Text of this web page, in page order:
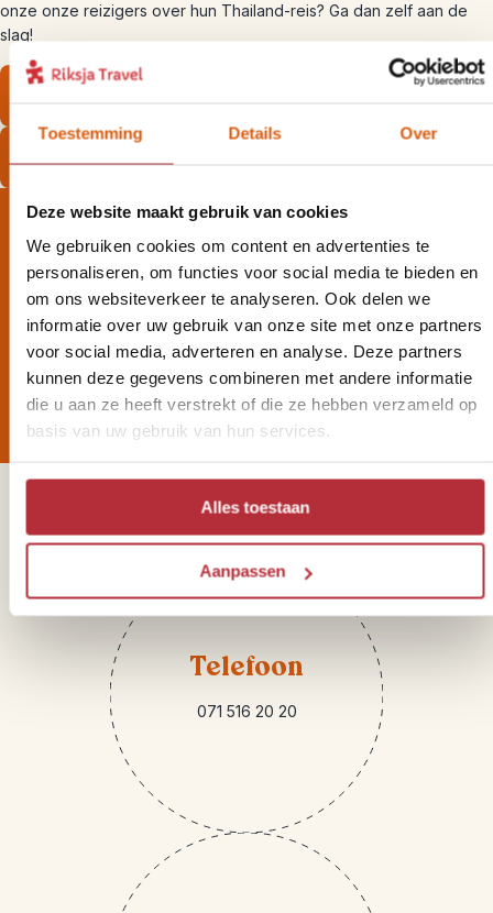
Toestemming Details Over
Deze website maakt gebruik van cookies
We gebruiken cookies om content en advertenties te
personaliseren, om functies voor social media te bieden en
om ons websiteverkeer te analyseren. Ook delen we
informatie over uw gebruik van onze site met onze partners
voor social media, adverteren en analyse. Deze partners
kunnen deze gegevens combineren met andere informatie
die u aan ze heeft verstrekt of die ze hebben verzameld op
basis van uw gebruik van hun services.
Alles toestaan
Aanpassen
onze onze reizigers over hun Thailand-reis? Ga dan zelf aan de
slag!
Bekijk onze Thailand-rondreizen
Wil jij altijd als eerste op de
hoogte zijn van onze Riksja
Reisnieuwtjes?
Sparren of heb je vragen?
Telefoon
071 516 20 20